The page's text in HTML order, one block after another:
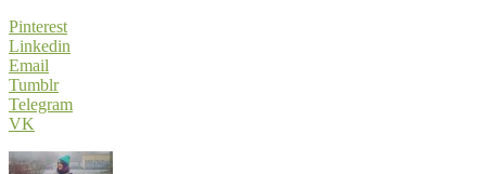
Pinterest
Linkedin
Email
Tumblr
Telegram
VK